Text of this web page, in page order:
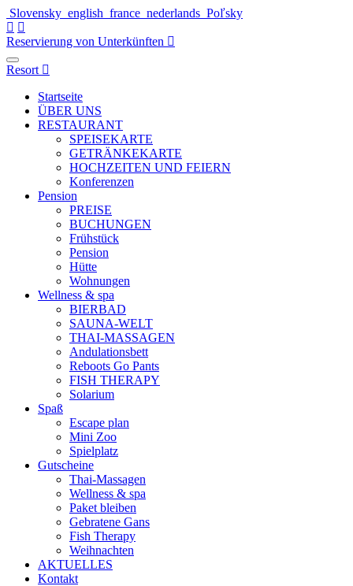
Slovensky english france nederlands Poľsky
Reservierung von Unterkünften
Resort
Startseite
ÜBER UNS
RESTAURANT
SPEISEKARTE
GETRÄNKEKARTE
HOCHZEITEN UND FEIERN
Konferenzen
Pension
PREISE
BUCHUNGEN
Frühstück
Pension
Hütte
Wohnungen
Wellness & spa
BIERBAD
SAUNA-WELT
THAI-MASSAGEN
Andulationsbett
Reboots Go Pants
FISH THERAPY
Solarium
Spaß
Escape plan
Mini Zoo
Spielplatz
Gutscheine
Thai-Massagen
Wellness & spa
Paket bleiben
Gebratene Gans
Fish Therapy
Weihnachten
AKTUELLES
Kontakt